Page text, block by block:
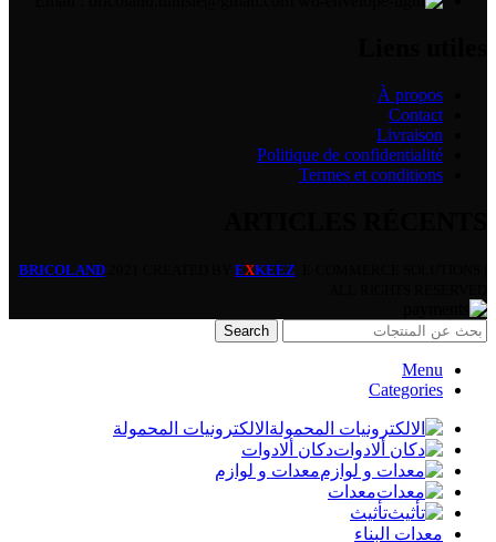
À propos
Contact
Livraison
Politique de confidentialité
Termes et conditions
BRICOLAND EXKEEZ
Search
Menu
Categories
الالكترونيات المحمولة
دكان ألادوات
معدات و لوازم
معدات
تأثيث
معدات البناء